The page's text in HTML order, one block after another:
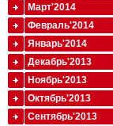
Март'2014
Февраль'2014
Январь'2014
Декабрь'2013
Ноябрь'2013
Октябрь'2013
Сентябрь'2013